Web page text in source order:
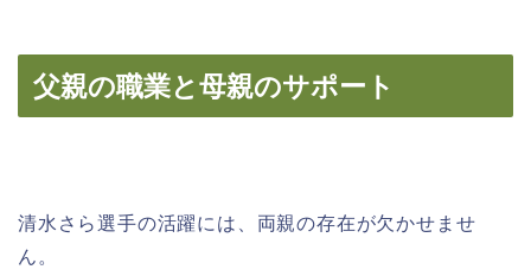
父親の職業と母親のサポート
清水さら選手の活躍には、両親の存在が欠かせませ
ん。